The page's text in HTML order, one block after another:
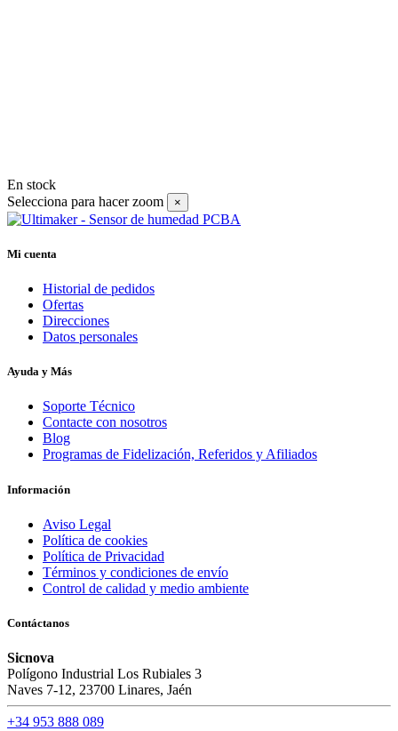
En stock
Selecciona para hacer zoom
×
Mi cuenta
Historial de pedidos
Ofertas
Direcciones
Datos personales
Ayuda y Más
Soporte Técnico
Contacte con nosotros
Blog
Programas de Fidelización, Referidos y Afiliados
Información
Aviso Legal
Política de cookies
Política de Privacidad
Términos y condiciones de envío
Control de calidad y medio ambiente
Contáctanos
Sicnova
Polígono Industrial Los Rubiales 3
Naves 7-12, 23700 Linares, Jaén
+34 953 888 089